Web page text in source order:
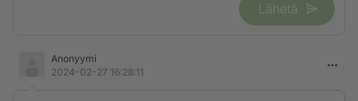
Lähetä
Anonyymi
2024-02-27 16:28:11